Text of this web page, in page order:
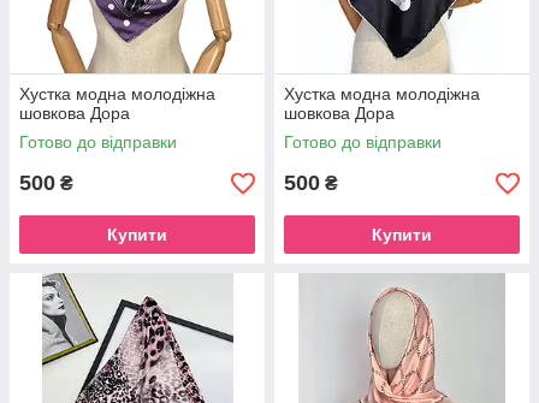
Хустка модна молодіжна
шовкова Дора
Готово до відправки
500 ₴
Купити
Хустка модна молодіжна
шовкова Дора
Готово до відправки
500 ₴
Купити